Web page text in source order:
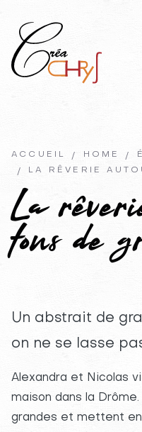
ACCUEIL HOME
LA RÊVERIE
La
tons de
Un abstrait de
on ne se lasse
Alexandra et Nicolas
maison dans la
grandes et mettent